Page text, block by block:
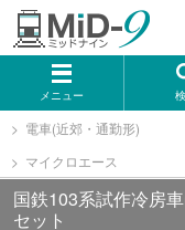
メニュー
メーカー一覧
TOMIX
KATO
電車(近郊・通勤形)
マイクロエース
国鉄103系試作冷房
セット